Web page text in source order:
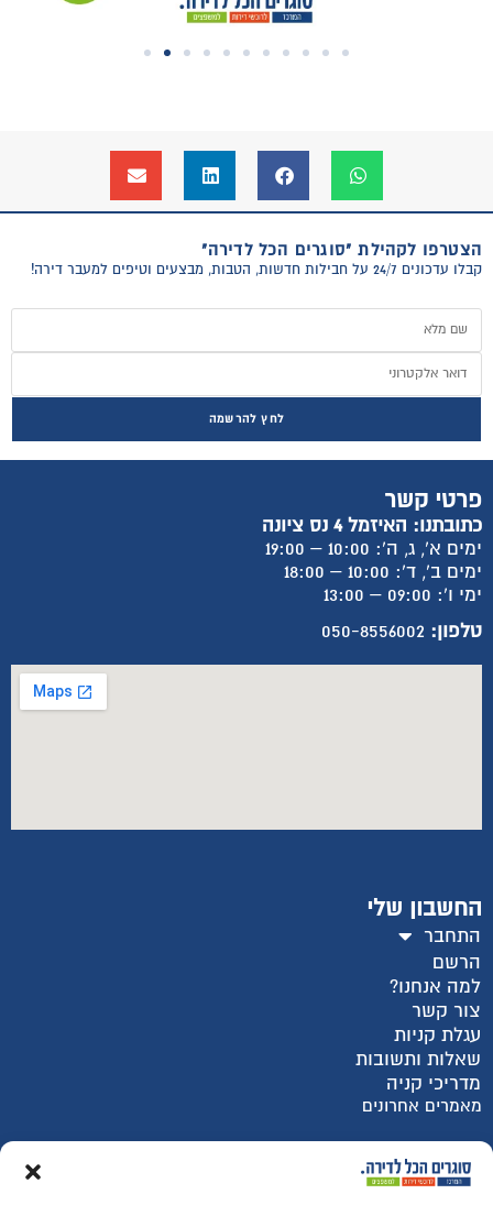
הצטרפו לקהילת "סוגרים הכל לדירה"
קבלו עדכונים 24/7 על חבילות חדשות, הטבות, מבצעים וטיפים למעבר דירה!
לחץ להרשמה
פרטי קשר
כתובתנו: האיזמל 4 נס ציונה
ימים א', ג, ה': 10:00 – 19:00
ימים ב', ד': 10:00 – 18:00
ימי ו': 09:00 – 13:00
טלפון: 050-8556002
החשבון שלי
התחבר
הרשם
למה אנחנו?
צור קשר
עגלת קניות
שאלות ותשובות
מדריכי קניה
מאמרים אחרונים